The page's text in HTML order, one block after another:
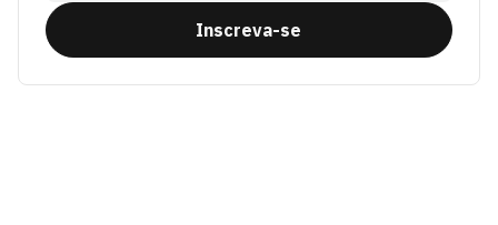
Inscreva-se